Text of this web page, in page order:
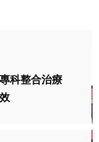
科整合治療